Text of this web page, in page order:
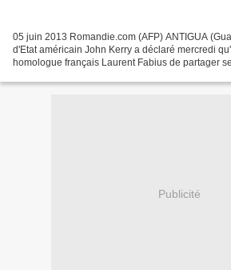
05 juin 2013 Romandie.com (AFP) ANTIGUA
d'Etat américain John Kerry a déclaré mercredi
homologue français Laurent Fabius de partager
Publicité